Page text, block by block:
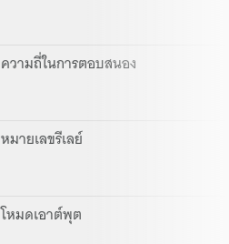
ความถี่ในการตอบสนอง
หมายเลขรีเลย์
โหมดเอาต์พุต